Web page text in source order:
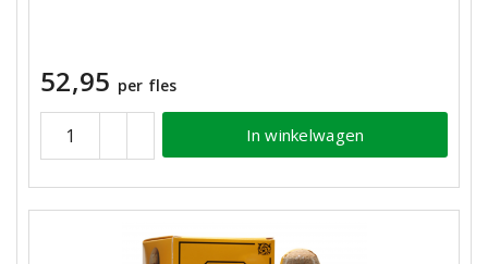
52,95 per fles
In winkelwagen